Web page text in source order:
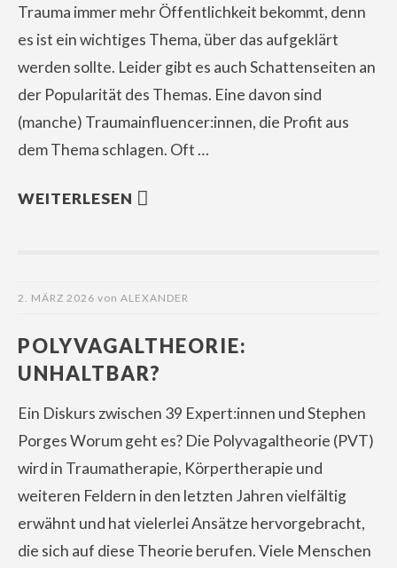
Trauma immer mehr Öffentlichkeit bekommt, denn
es ist ein wichtiges Thema, über das aufgeklärt
werden sollte. Leider gibt es auch Schattenseiten an
der Popularität des Themas. Eine davon sind
(manche) Traumainfluencer:innen, die Profit aus
dem Thema schlagen. Oft …
WEITERLESEN
2. MÄRZ 2026 von ALEXANDER
POLYVAGALTHEORIE:
UNHALTBAR?
Ein Diskurs zwischen 39 Expert:innen und Stephen
Porges Worum geht es? Die Polyvagaltheorie (PVT)
wird in Traumatherapie, Körpertherapie und
weiteren Feldern in den letzten Jahren vielfältig
erwähnt und hat vielerlei Ansätze hervorgebracht,
die sich auf diese Theorie berufen. Viele Menschen